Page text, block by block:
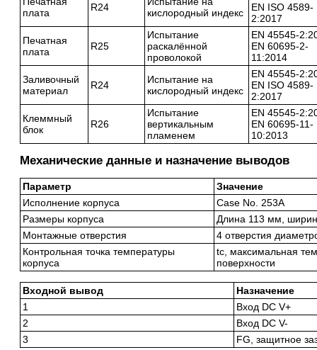
плата
R24
кислородный индекс
EN ISO 4589-
2:2017
Печатная
плата
R25
Испытание
раскалённой
проволокой
EN 45545-
EN 60695-2-
11:2014
Заливочный
материал
R24
Испытание на
кислородный индекс
EN 45545-
EN ISO 4589-
2:2017
Клеммный
блок
R26
Испытание
вертикальным
пламенем
EN 45545-
EN 60695-11-
10:2013
Механические данные и назначение выводов
Параметр
Значение
Исполнение корпуса
Case No. 253A
Размеры корпуса
Длина 113 мм,
Монтажные отверстия
4 отверстия
Контрольная точка температуры
корпуса
tc, максимальная
поверхности
Входной вывод
Назначение
1
Вход DC V+
2
Вход DC V-
3
FG, защитное